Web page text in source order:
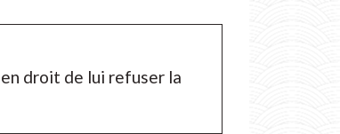
droit de lui refuser la